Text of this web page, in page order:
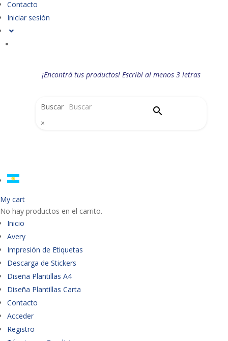
Contacto
Iniciar sesión
¡Encontrá tus productos! Escribí al menos 3 letras
Buscar
×
My cart
No hay productos en el carrito.
Inicio
Avery
Impresión de Etiquetas
Descarga de Stickers
Diseña Plantillas A4
Diseña Plantillas Carta
Contacto
Acceder
Registro